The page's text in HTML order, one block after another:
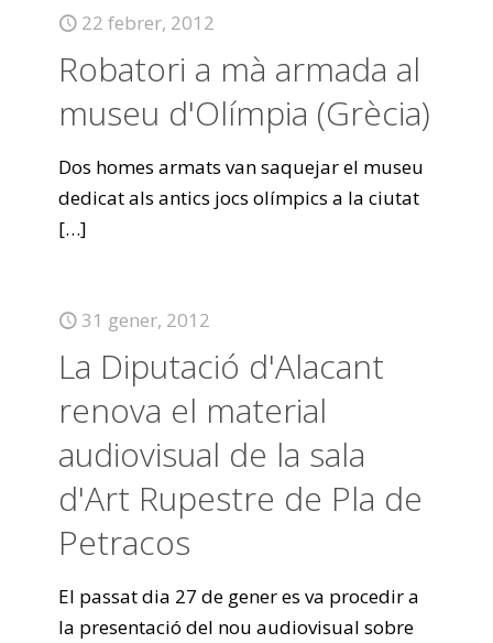
22 febrer, 2012
Robatori a mà armada al
museu d'Olímpia (Grècia)
Dos homes armats van saquejar el museu
dedicat als antics jocs olímpics a la ciutat
[…]
31 gener, 2012
La Diputació d'Alacant
renova el material
audiovisual de la sala
d'Art Rupestre de Pla de
Petracos
El passat dia 27 de gener es va procedir a
la presentació del nou audiovisual sobre